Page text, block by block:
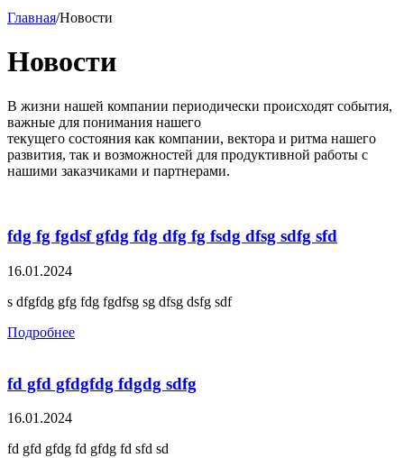
Главная/Новости
Новости
В жизни нашей компании периодически происходят события,
важные для понимания нашего
текущего состояния как компании, вектора и ритма нашего
развития, так и возможностей для продуктивной работы с
нашими заказчиками и партнерами.
fdg fg fgdsf gfdg fdg dfg fg fsdg dfsg sdfg sfd
16.01.2024
s dfgfdg gfg fdg fgdfsg sg dfsg dsfg sdf
Подробнее
fd gfd gfdgfdg fdgdg sdfg
16.01.2024
fd gfd gfdg fd gfdg fd sfd sd